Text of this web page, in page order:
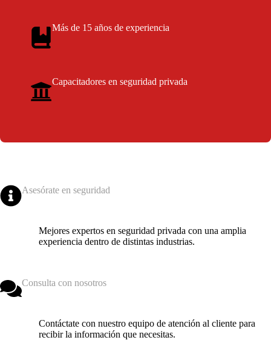
Más de 15 años de experiencia
Capacitadores en seguridad privada
Asesórate en seguridad
Mejores expertos en seguridad privada con una amplia
experiencia dentro de distintas industrias.
Consulta con nosotros
Contáctate con nuestro equipo de atención al cliente para
recibir la información que necesitas.